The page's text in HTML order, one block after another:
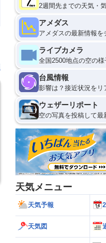
2週間先までの天気・
アメダス
アメダスの最新情報を
ライブカメラ
全国2500地点の空の様
台風情報
影響は？接近状況をリ
ウェザーリポート
空の写真を投稿して最
天気メニュー
天気予報
天気図